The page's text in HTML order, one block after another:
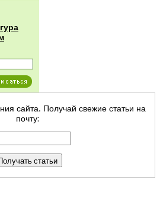
сайта. Получай свежие статьи на
почту: